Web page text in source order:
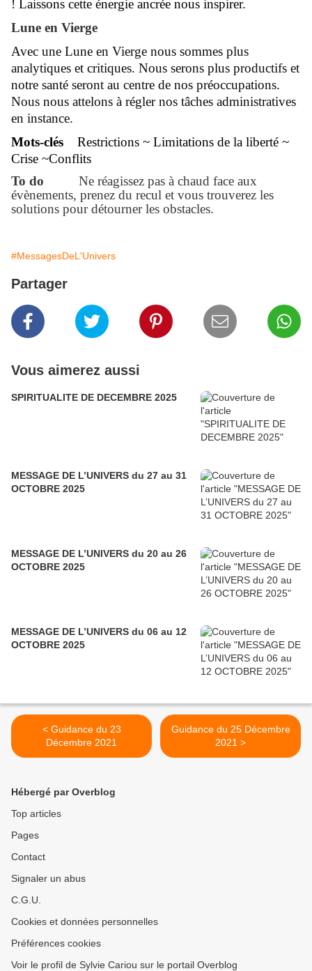
! Laissons cette énergie ancrée nous inspirer.
Lune en Vierge
Avec une Lune en Vierge nous sommes plus
analytiques et critiques. Nous serons plus productifs et
notre santé seront au centre de nos préoccupations.
Nous nous attelons à régler nos tâches administratives
en instance.
Mots-clés Restrictions ~ Limitations de la liberté ~
Crise ~Conflits
To do Ne réagissez pas à chaud face aux
évènements, prenez du recul et vous trouverez les
solutions pour détourner les obstacles.
#MessagesDeL'Univers
Partager
Vous aimerez aussi
SPIRITUALITE DE DECEMBRE 2025
MESSAGE DE L’UNIVERS du 27 au 31
OCTOBRE 2025
MESSAGE DE L’UNIVERS du 20 au 26
OCTOBRE 2025
MESSAGE DE L’UNIVERS du 06 au 12
OCTOBRE 2025
< Guidance du 23
Décembre 2021
Guidance du 25 Décembre
2021 >
Hébergé par Overblog
Top articles
Pages
Contact
Signaler un abus
C.G.U.
Cookies et données personnelles
Préférences cookies
Voir le profil de Sylvie Cariou sur le portail Overblog